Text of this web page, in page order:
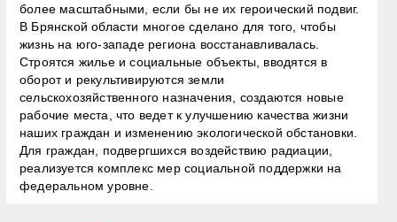
более масштабными, если бы не их героический подвиг.
В Брянской области многое сделано для того, чтобы
жизнь на юго-западе региона восстанавливалась.
Строятся жилье и социальные объекты, вводятся в
оборот и рекультивируются земли
сельскохозяйственного назначения, создаются новые
рабочие места, что ведет к улучшению качества жизни
наших граждан и изменению экологической обстановки.
Для граждан, подвергшихся воздействию радиации,
реализуется комплекс мер социальной поддержки на
федеральном уровне.